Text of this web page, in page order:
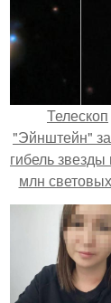
Телескоп
"Эйнштейн"
гибель звезды
млн
от земли.